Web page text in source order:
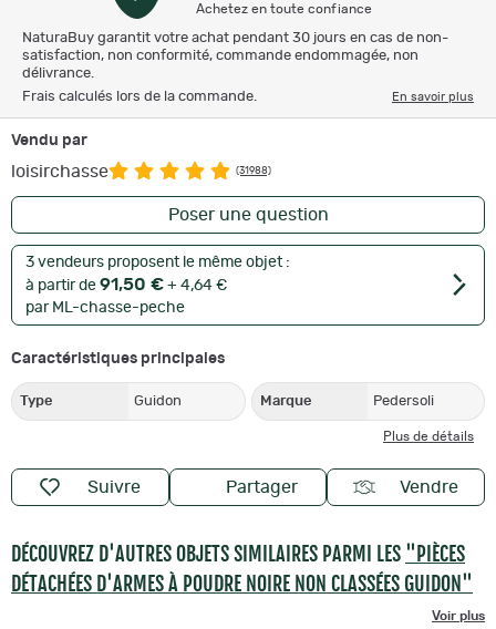
Achetez en toute confiance
NaturaBuy garantit votre achat pendant 30 jours en cas de non-
satisfaction, non conformité, commande endommagée, non
délivrance.
Frais calculés lors de la commande.
En savoir plus
Vendu par
loisirchasse (31988)
Poser une question
3 vendeurs proposent le même objet :
à partir de 91,50 € + 4,64 €
par ML-chasse-peche
Caractéristiques principales
Type Guidon Marque Pedersoli
Plus de détails
Suivre Partager Vendre
DÉCOUVREZ D'AUTRES OBJETS SIMILAIRES PARMI LES "PIÈCES
DÉTACHÉES D'ARMES À POUDRE NOIRE NON CLASSÉES GUIDON"
Voir plus